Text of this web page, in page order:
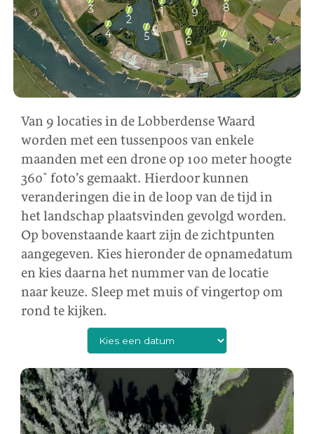
1
2
3
4
5 6 7
8
9
Van 9 locaties in de Lobberdense Waard
worden met een tussenpoos van enkele
maanden met een drone op 100 meter hoogte
360˚ foto’s gemaakt. Hierdoor kunnen
veranderingen die in de loop van de tijd in
het landschap plaatsvinden gevolgd worden.
Op bovenstaande kaart zijn de zichtpunten
aangegeven. Kies hieronder de opnamedatum
en kies daarna het nummer van de locatie
naar keuze. Sleep met muis of vingertop om
rond te kijken.